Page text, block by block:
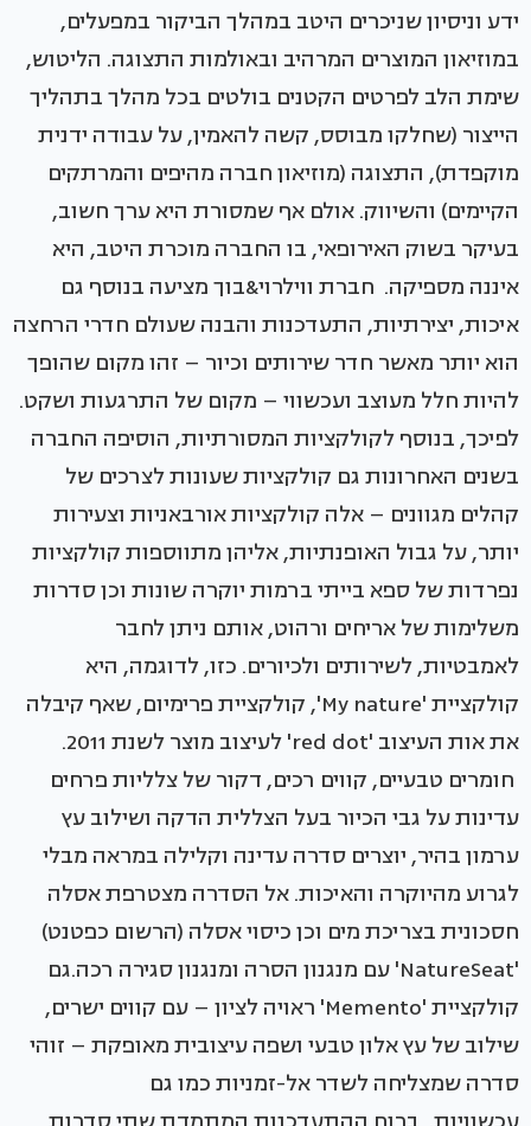
ידע וניסיון שניכרים היטב במהלך הביקור במפעלים,
במוזיאון המוצרים המרהיב ובאולמות התצוגה. הליטוש,
שימת הלב לפרטים הקטנים בולטים בכל מהלך בתהליך
הייצור (שחלקו מבוסס, קשה להאמין, על עבודה ידנית
מוקפדת), התצוגה (מוזיאון חברה מהיפים והמרתקים
הקיימים) והשיווק. אולם אף שמסורת היא ערך חשוב,
בעיקר בשוק האירופאי, בו החברה מוכרת היטב, היא
איננה מספיקה. חברת ווילרוי&בוך מציעה בנוסף גם
איכות, יצירתיות, התעדכנות והבנה שעולם חדרי הרחצה
הוא יותר מאשר חדר שירותים וכיור – זהו מקום שהופך
להיות חלל מעוצב ועכשווי – מקום של התרגעות ושקט.
לפיכך, בנוסף לקולקציות המסורתיות, הוסיפה החברה
בשנים האחרונות גם קולקציות שעונות לצרכים של
קהלים מגוונים – אלה קולקציות אורבאניות וצעירות
יותר, על גבול האופנתיות, אליהן מתווספות קולקציות
נפרדות של ספא בייתי ברמות יוקרה שונות וכן סדרות
משלימות של אריחים ורהוט, אותם ניתן לחבר
לאמבטיות, לשירותים ולכיורים. כזו, לדוגמה, היא
קולקציית 'My nature', קולקציית פרימיום, שאף קיבלה
את אות העיצוב 'red dot' לעיצוב מוצר לשנת 2011.
חומרים טבעיים, קווים רכים, דקור של צלליות פרחים
עדינות על גבי הכיור בעל הצללית הדקה ושילוב עץ
ערמון בהיר, יוצרים סדרה עדינה וקלילה במראה מבלי
לגרוע מהיוקרה והאיכות. אל הסדרה מצטרפת אסלה
חסכונית בצריכת מים וכן כיסוי אסלה (הרשום כפטנט)
'NatureSeat' עם מנגנון הסרה ומנגנון סגירה רכה.גם
קולקציית 'Memento' ראויה לציון – עם קווים ישרים,
שילוב של עץ אלון טבעי ושפה עיצובית מאופקת – זוהי
סדרה שמצליחה לשדר אל-זמניות כמו גם